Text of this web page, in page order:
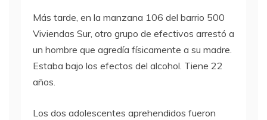
Más tarde, en la manzana 106 del barrio 500
Viviendas Sur, otro grupo de efectivos arrestó a
un hombre que agredía físicamente a su madre.
Estaba bajo los efectos del alcohol. Tiene 22
años.
Los dos adolescentes aprehendidos fueron